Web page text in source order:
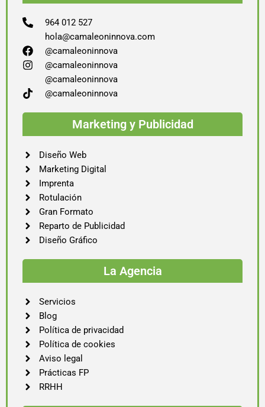
964 012 527
hola@camaleoninnova.com
@camaleoninnova
@camaleoninnova
@camaleoninnova
@camaleoninnova
Marketing y Publicidad
Diseño Web
Marketing Digital
Imprenta
Rotulación
Gran Formato
Reparto de Publicidad
Diseño Gráfico
La Agencia
Servicios
Blog
Política de privacidad
Política de cookies
Aviso legal
Prácticas FP
RRHH